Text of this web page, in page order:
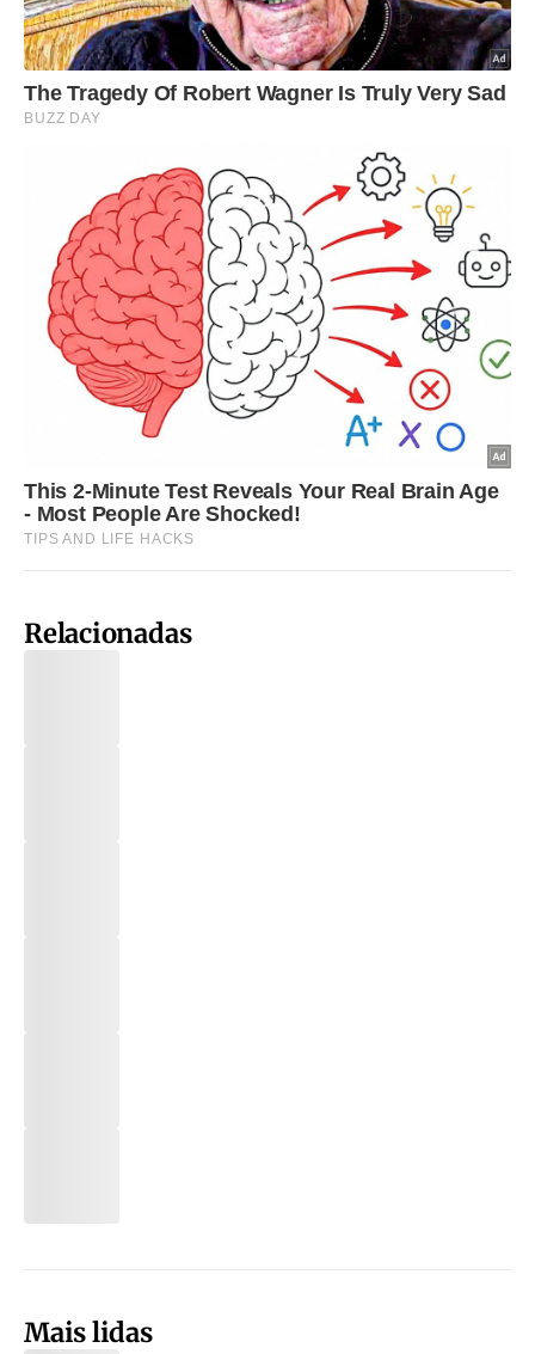
Relacionadas
Mais lidas